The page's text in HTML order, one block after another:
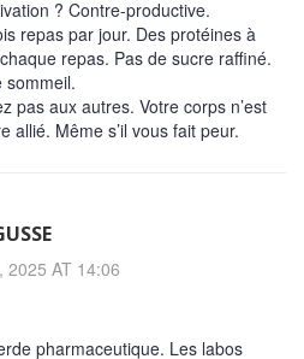
? Contre-productive.
repas par jour. Des protéines à
repas. Pas de sucre raffiné.
sommeil.
pas aux autres. Votre corps n’est
allié. Même s’il vous fait peur.
2025 AT 14:06
pharmaceutique. Les labos